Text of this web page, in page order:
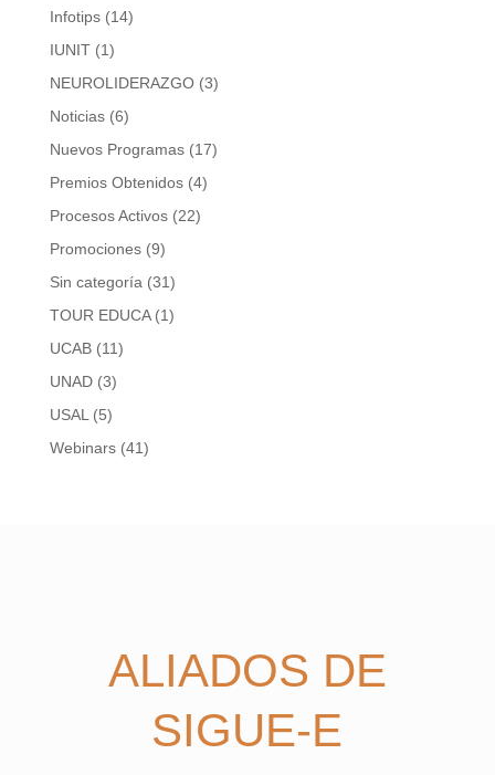
Infotips(14)
IUNIT(1)
NEUROLIDERAZGO(3)
Noticias(6)
Nuevos Programas(17)
Premios Obtenidos(4)
Procesos Activos(22)
Promociones(9)
Sin categoría (31)
TOUR EDUCA(1)
UCAB(11)
UNAD(3)
USAL (5)
Webinars(41)
ALIADOS DE
SIGUE-E